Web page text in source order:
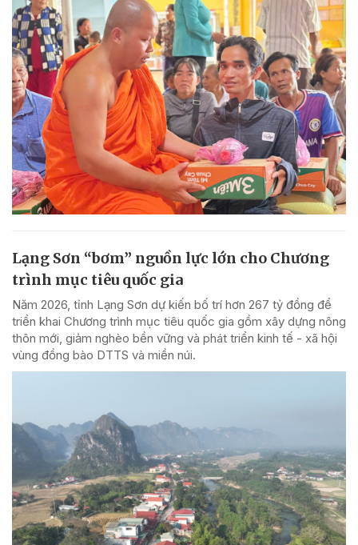
Lạng Sơn “bơm” nguồn lực lớn cho Chương
trình mục tiêu quốc gia
Năm 2026, tỉnh Lạng Sơn dự kiến bố trí hơn 267 tỷ đồng để
triển khai Chương trình mục tiêu quốc gia gồm xây dựng nông
thôn mới, giảm nghèo bền vững và phát triển kinh tế - xã hội
vùng đồng bào DTTS và miền núi.